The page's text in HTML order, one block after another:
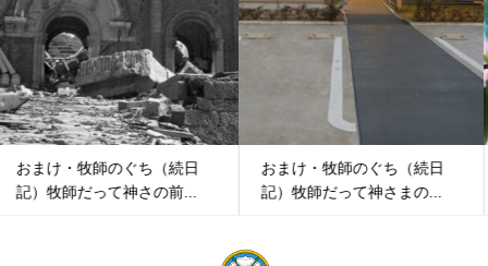
おまけ・牧師のぐち（続日
記）牧師だって神さまの...
おまけ・牧師のぐち（続日
記）牧師だって神さまの...